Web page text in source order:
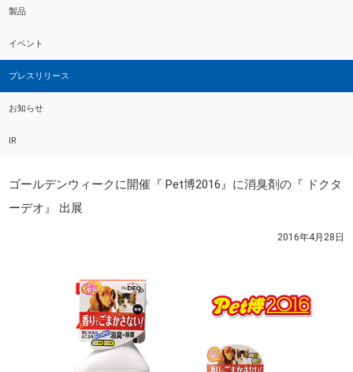
製品
イベント
プレスリリース
お知らせ
IR
ゴールデンウィークに開催『 Pet博2016』に消臭剤の『 ドクタ
ーデオ』 出展
2016年4月28日